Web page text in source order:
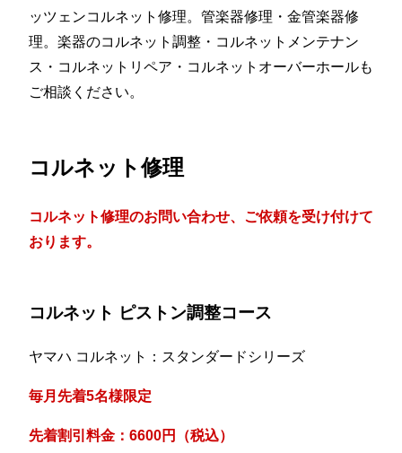
ッツェンコルネット修理。管楽器修理・金管楽器修
理。楽器のコルネット調整・コルネットメンテナン
ス・コルネットリペア・コルネットオーバーホールも
ご相談ください。
コルネット修理
コルネット修理のお問い合わせ、ご依頼を受け付けて
おります。
コルネット ピストン調整コース
ヤマハ コルネット：スタンダードシリーズ
毎月先着5名様限定
先着割引料金：6600円（税込）